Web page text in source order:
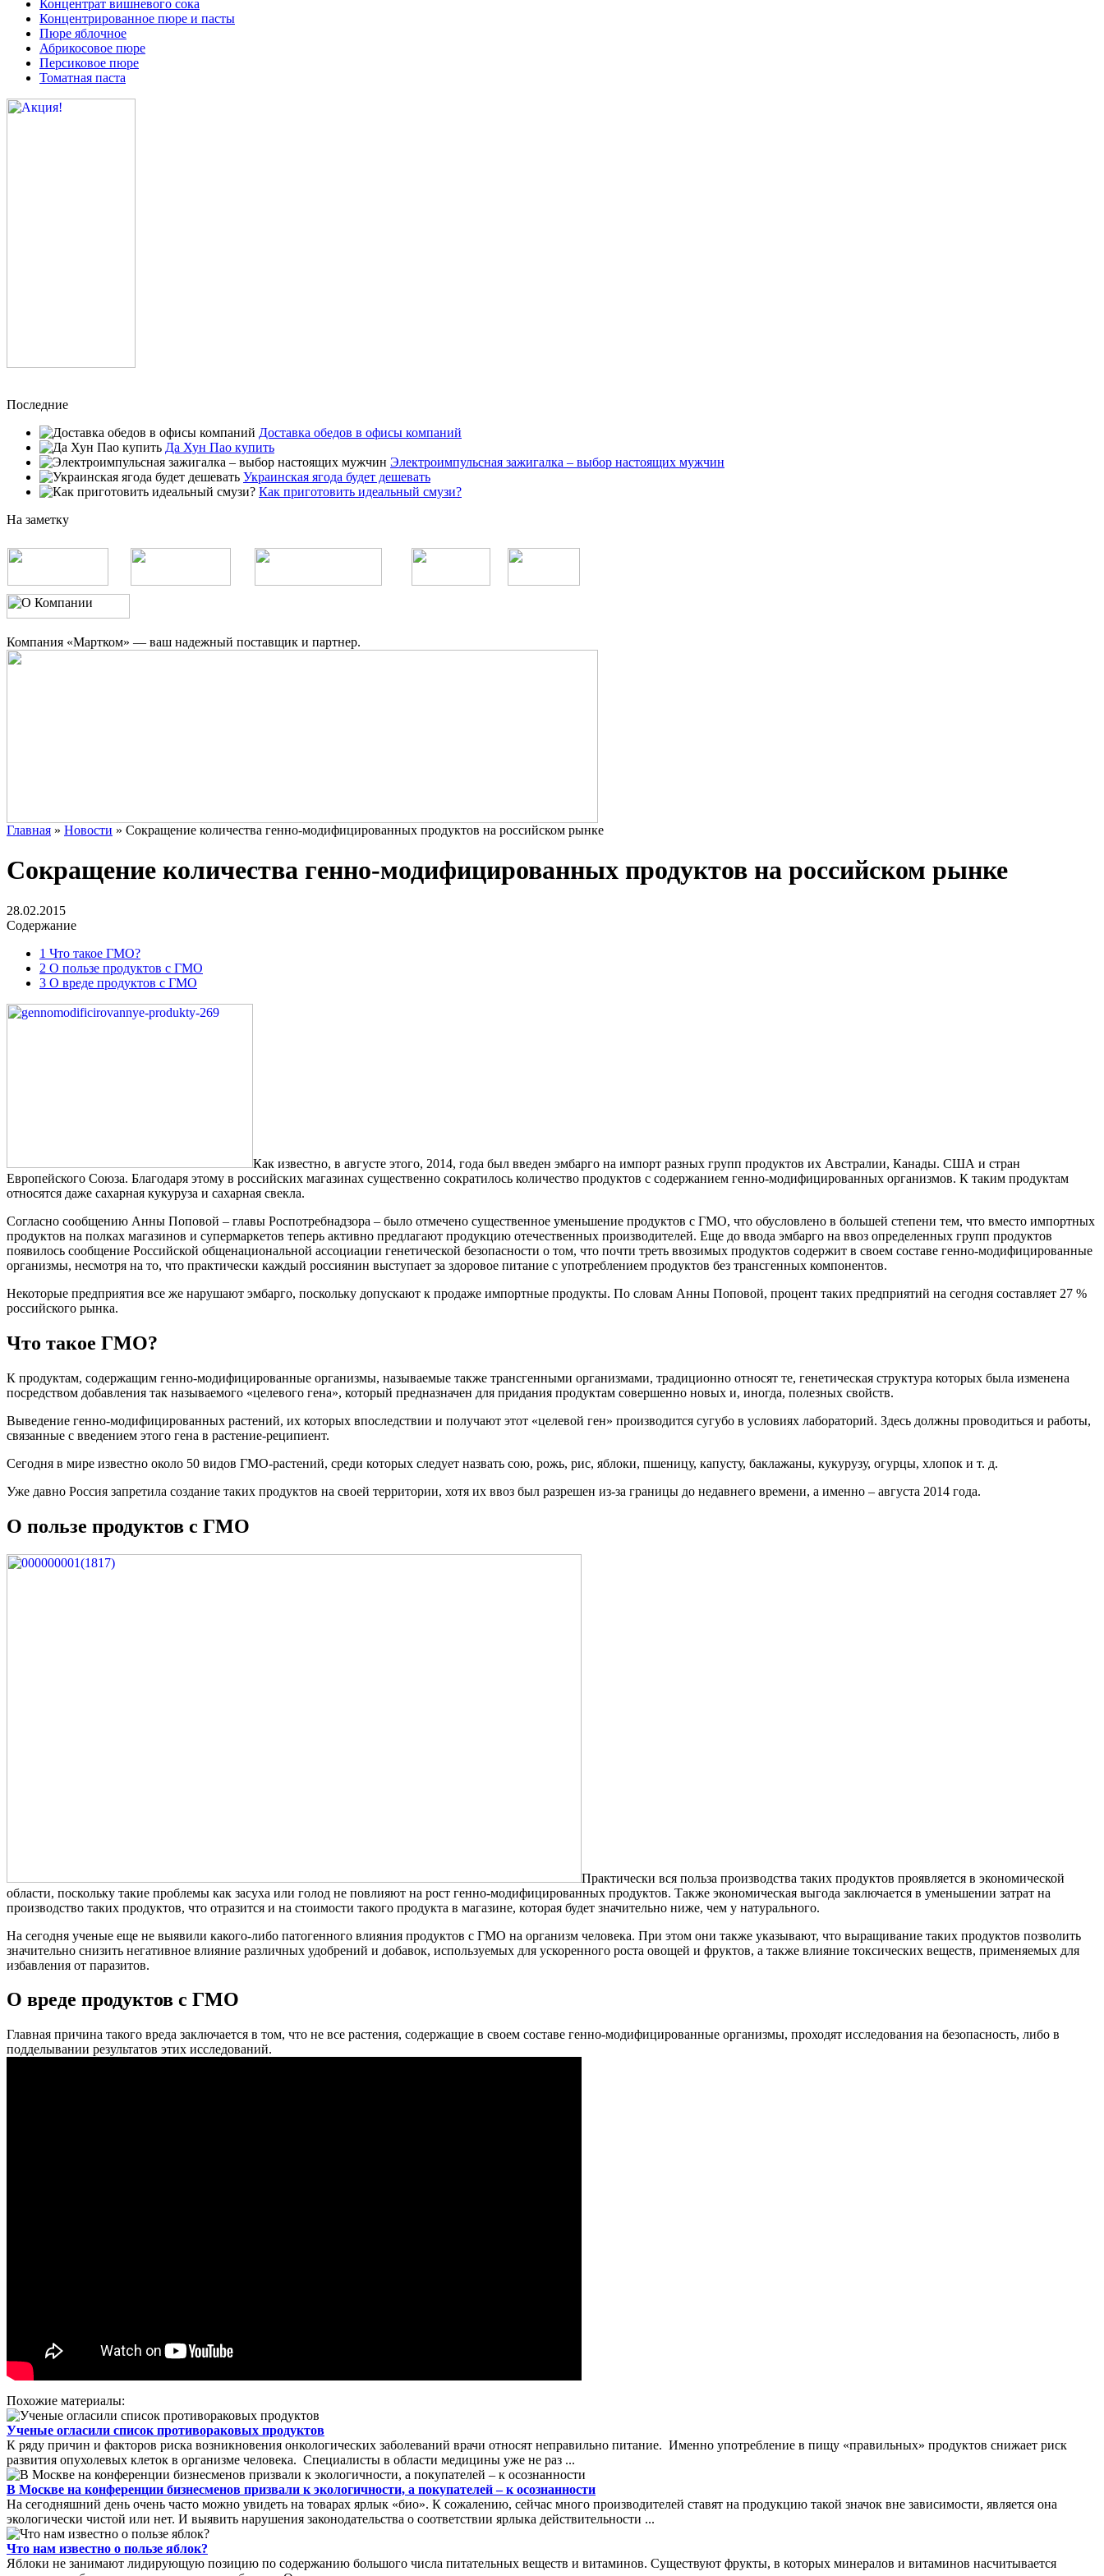
Концентрат вишневого сока
Концентрированное пюре и пасты
Пюре яблочное
Абрикосовое пюре
Персиковое пюре
Томатная паста
Последние
Доставка обедов в офисы компаний
Да Хун Пао купить
Электроимпульсная зажигалка – выбор настоящих мужчин
Украинская ягода будет дешевать
Как приготовить идеальный смузи?
На заметку
Компания «Мартком» — ваш надежный поставщик и партнер.
Главная » Новости » Сокращение количества генно-модифицированных продуктов на российском рынке
Сокращение количества генно-модифицированных продуктов на российском рынке
28.02.2015
Содержание
1 Что такое ГМО?
2 О пользе продуктов с ГМО
3 О вреде продуктов с ГМО
Как известно, в августе этого, 2014, года был введен эмбарго на импорт разных групп продуктов их Австралии, Канады. США и стран
Европейского Союза. Благодаря этому в российских магазинах существенно сократилось количество продуктов с содержанием генно-модифицированных организмов. К таким продуктам
относятся даже сахарная кукуруза и сахарная свекла.
Согласно сообщению Анны Поповой – главы Роспотребнадзора – было отмечено существенное уменьшение продуктов с ГМО, что обусловлено в большей степени тем, что вместо импортных
продуктов на полках магазинов и супермаркетов теперь активно предлагают продукцию отечественных производителей. Еще до ввода эмбарго на ввоз определенных групп продуктов
появилось сообщение Российской общенациональной ассоциации генетической безопасности о том, что почти треть ввозимых продуктов содержит в своем составе генно-модифицированные
организмы, несмотря на то, что практически каждый россиянин выступает за здоровое питание с употреблением продуктов без трансгенных компонентов.
Некоторые предприятия все же нарушают эмбарго, поскольку допускают к продаже импортные продукты. По словам Анны Поповой, процент таких предприятий на сегодня составляет 27 %
российского рынка.
Что такое ГМО?
К продуктам, содержащим генно-модифицированные организмы, называемые также трансгенными организмами, традиционно относят те, генетическая структура которых была изменена
посредством добавления так называемого «целевого гена», который предназначен для придания продуктам совершенно новых и, иногда, полезных свойств.
Выведение генно-модифицированных растений, их которых впоследствии и получают этот «целевой ген» производится сугубо в условиях лабораторий. Здесь должны проводиться и работы,
связанные с введением этого гена в растение-реципиент.
Сегодня в мире известно около 50 видов ГМО-растений, среди которых следует назвать сою, рожь, рис, яблоки, пшеницу, капусту, баклажаны, кукурузу, огурцы, хлопок и т. д.
Уже давно Россия запретила создание таких продуктов на своей территории, хотя их ввоз был разрешен из-за границы до недавнего времени, а именно – августа 2014 года.
О пользе продуктов с ГМО
Практически вся польза производства таких продуктов проявляется в экономической
области, поскольку такие проблемы как засуха или голод не повлияют на рост генно-модифицированных продуктов. Также экономическая выгода заключается в уменьшении затрат на
производство таких продуктов, что отразится и на стоимости такого продукта в магазине, которая будет значительно ниже, чем у натурального.
На сегодня ученые еще не выявили какого-либо патогенного влияния продуктов с ГМО на организм человека. При этом они также указывают, что выращивание таких продуктов позволить
значительно снизить негативное влияние различных удобрений и добавок, используемых для ускоренного роста овощей и фруктов, а также влияние токсических веществ, применяемых для
избавления от паразитов.
О вреде продуктов с ГМО
Главная причина такого вреда заключается в том, что не все растения, содержащие в своем составе генно-модифицированные организмы, проходят исследования на безопасность, либо в
подделывании результатов этих исследований.
Похожие материалы:
Ученые огласили список противораковых продуктов
К ряду причин и факторов риска возникновения онкологических заболеваний врачи относят неправильно питание. Именно употребление в пищу «правильных» продуктов снижает риск
развития опухолевых клеток в организме человека. Специалисты в области медицины уже не раз ...
В Москве на конференции бизнесменов призвали к экологичности, а покупателей – к осознанности
На сегодняшний день очень часто можно увидеть на товарах ярлык «био». К сожалению, сейчас много производителей ставят на продукцию такой значок вне зависимости, является она
экологически чистой или нет. И выявить нарушения законодательства о соответствии ярлыка действительности ...
Что нам известно о пользе яблок?
Яблоки не занимают лидирующую позицию по содержанию большого числа питательных веществ и витаминов. Существуют фрукты, в которых минералов и витаминов насчитывается